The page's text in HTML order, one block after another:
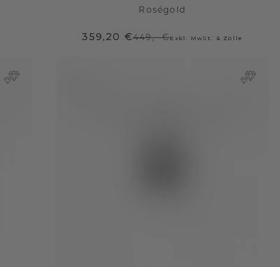
Roségold
359,20 €449,- €Exkl. MwSt. & Zölle